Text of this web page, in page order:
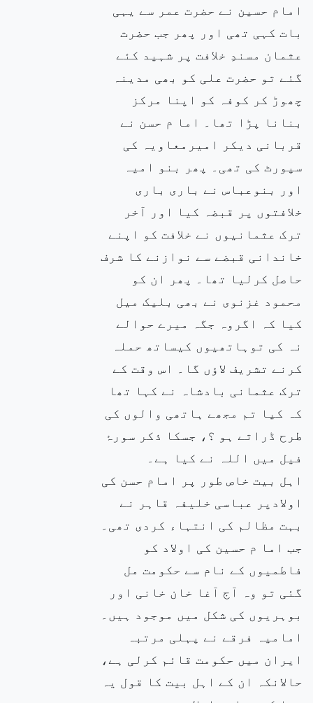
امام حسین نے حضرت عمر سے یہی
بات کہی تھی اور پھر جب حضرت
عثمان مسندِ خلافت پر شہید کئے
گئے تو حضرت علی کو بھی مدینہ
چھوڑ کر کوفہ کو اپنا مرکز
بنانا پڑا تھا۔ اما م حسن نے
قربانی دیکر امیرمعاویہ کی
سپورٹ کی تھی۔ پھر بنو امیہ
اور بنوعباس نے باری باری
خلافتوں پر قبضہ کیا اور آخر
ترک عثمانیوں نے خلافت کو اپنے
خاندانی قبضے سے نوازنے کا شرف
حاصل کرلیا تھا۔ پھر ان کو
محمود غزنوی نے بھی بلیک میل
کیا کہ اگروہ جگہ میرے حوالے
نہ کی توہاتھیوں کیساتھ حملہ
کرنے تشریف لاؤں گا۔ اس وقت کے
ترک عثمانی بادشاہ نے کہا تھا
کہ کیا تم مجھے ہاتھی والوں کی
طرح ڈراتے ہو ؟، جسکا ذکر سورۂ
فیل میں اللہ نے کیا ہے۔
اہل بیت خاص طور پر امام حسن کی
اولادپر عباسی خلیفہ قاہر نے
بہت مظالم کی انتہاء کردی تھی۔
جب اما م حسین کی اولاد کو
فاطمیوں کے نام سے حکومت مل
گئی تو وہ آج آغا خان خانی اور
بوہریوں کی شکل میں موجود ہیں۔
امامیہ فرقے نے پہلی مرتبہ
ایران میں حکومت قائم کرلی ہے،
حالانکہ ان کے اہل بیت کا قول یہ